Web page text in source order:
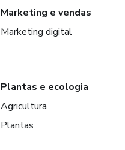
Marketing e vendas
Marketing digital
Plantas e ecologia
Agricultura
Plantas